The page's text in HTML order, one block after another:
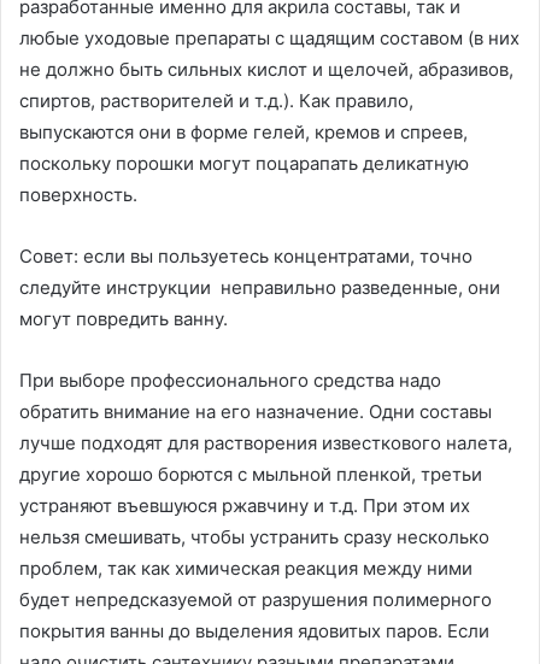
разработанные именно для акрила составы, так и
любые уходовые препараты с щадящим составом (в них
не должно быть сильных кислот и щелочей, абразивов,
спиртов, растворителей и т.д.). Как правило,
выпускаются они в форме гелей, кремов и спреев,
поскольку порошки могут поцарапать деликатную
поверхность.
Совет: если вы пользуетесь концентратами, точно
следуйте инструкции неправильно разведенные, они
могут повредить ванну.
При выборе профессионального средства надо
обратить внимание на его назначение. Одни составы
лучше подходят для растворения известкового налета,
другие хорошо борются с мыльной пленкой, третьи
устраняют въевшуюся ржавчину и т.д. При этом их
нельзя смешивать, чтобы устранить сразу несколько
проблем, так как химическая реакция между ними
будет непредсказуемой от разрушения полимерного
покрытия ванны до выделения ядовитых паров. Если